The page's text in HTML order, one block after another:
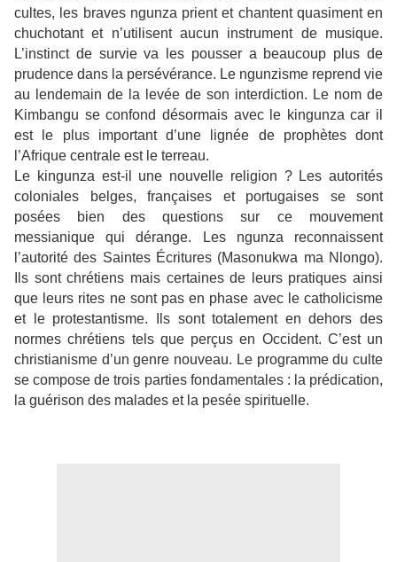
cultes, les braves ngunza prient et chantent quasiment en
chuchotant et n’utilisent aucun instrument de musique.
L’instinct de survie va les pousser a beaucoup plus de
prudence dans la persévérance. Le ngunzisme reprend vie
au lendemain de la levée de son interdiction. Le nom de
Kimbangu se confond désormais avec le kingunza car il
est le plus important d’une lignée de prophètes dont
l’Afrique centrale est le terreau.
Le kingunza est-il une nouvelle religion ? Les autorités
coloniales belges, françaises et portugaises se sont
posées bien des questions sur ce mouvement
messianique qui dérange. Les ngunza reconnaissent
l’autorité des Saintes Écritures (Masonukwa ma Nlongo).
Ils sont chrétiens mais certaines de leurs pratiques ainsi
que leurs rites ne sont pas en phase avec le catholicisme
et le protestantisme. Ils sont totalement en dehors des
normes chrétiens tels que perçus en Occident. C’est un
christianisme d’un genre nouveau. Le programme du culte
se compose de trois parties fondamentales : la prédication,
la guérison des malades et la pesée spirituelle.